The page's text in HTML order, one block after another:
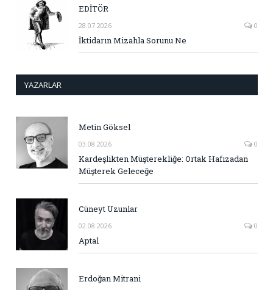
EDİTÖR
28.07.2026 0
İktidarın Mizahla Sorunu Ne
YAZARLAR
Metin Göksel
03.08.2026 0
Kardeşlikten Müşterekliğe: Ortak Hafızadan
Müşterek Geleceğe
Cüneyt Uzunlar
02.08.2026 0
Aptal
Erdoğan Mitrani